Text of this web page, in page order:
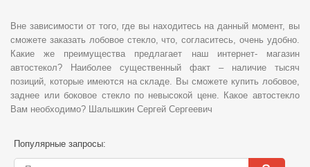
Вне зависимости от того, где вы находитесь на данный момент, вы
сможете заказать лобовое стекло, что, согласитесь, очень удобно.
Какие же преимущества предлагает наш интернет- магазин
автостекол? Наиболее существенный факт – наличие тысяч
позиций, которые имеются на складе. Вы сможете купить лобовое,
заднее или боковое стекло по невысокой цене. Какое автостекло
Вам необходимо? Шалышкин Сергей Сергеевич
Популярные запросы: